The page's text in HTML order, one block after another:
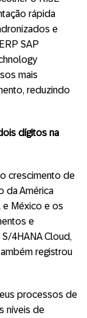
rápida
e
SAP
mais
reduzindo
dígitos na
crescimento de
da América
e México e os
e
4HANA Cloud,
registrou
processos de
níveis de